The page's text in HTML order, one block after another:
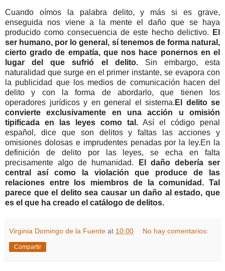
Cuando oímos la palabra delito, y más si es grave,
enseguida nos viene a la mente el daño que se haya
producido como consecuencia de este hecho delictivo.
El
ser humano, por lo general, sí tenemos de forma natural,
cierto grado de empatía, que nos hace ponernos en el
lugar del que sufrió el delito. Sin embargo, esta
naturalidad que surge en el primer instante, se evapora con
la publicidad que los medios de comunicación hacen del
delito y con la forma de abordarlo, que tienen los
operadores jurídicos y en general el sistema. El delito se
convierte exclusivamente en una acción u omisión
tipificada en las leyes como tal. Así el código penal
español, dice que son delitos y faltas las acciones y
omisiones dolosas e imprudentes penadas por la ley.En la
definición de delito por las leyes, se echa en falta
precisamente algo de humanidad.
El daño debería ser
central así como la violación que produce de las
relaciones entre los miembros de la comunidad. Tal
parece que el delito sea causar un daño al estado, que
es el que ha creado el catálogo de delitos.
Virginia Domingo de la Fuente at 10:00 No hay comentarios:
Compartir